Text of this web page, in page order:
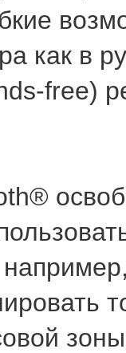
как в
free)